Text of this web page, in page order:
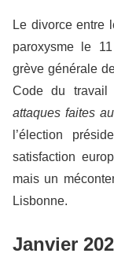
Le divorce entre
paroxysme le
grève générale
Code du
attaques faites
l’élection
satisfaction
mais un
Lisbonne.
Janvier